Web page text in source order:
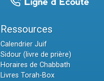
Ressources
Calendrier Juif
Sidour (livre de prière)
Horaires de Chabbath
Livres Torah-Box